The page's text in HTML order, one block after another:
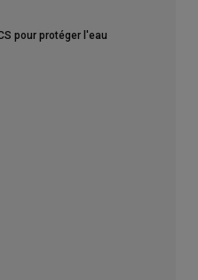
pour protéger l'eau